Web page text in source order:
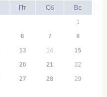
Пт Сб Вс
1
6 7 8
13 14 15
20 21 22
27 28 29